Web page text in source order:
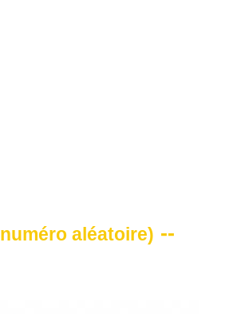
numéro aléatoire) --